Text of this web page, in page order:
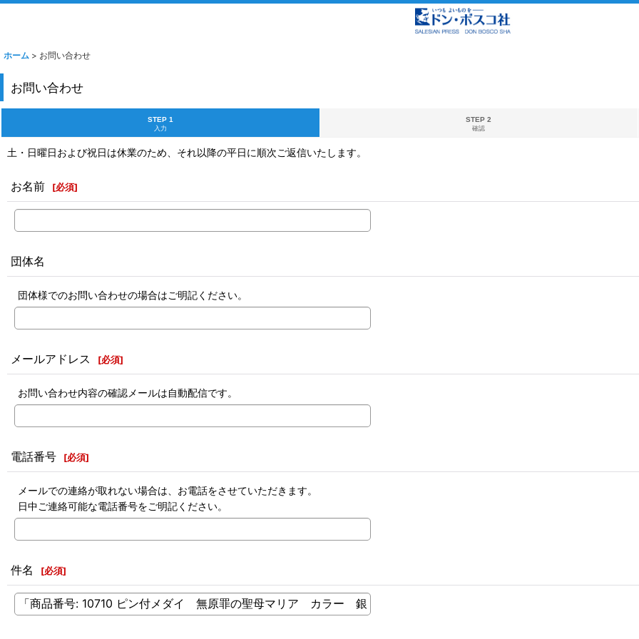
ホーム > お問い合わせ
お問い合わせ
STEP 1
入力
STEP 2
確認
土・日曜日および祝日は休業のため、それ以降の平日に順次ご返信いたします。
お名前 [必須]
団体名
団体様でのお問い合わせの場合はご明記ください。
メールアドレス [必須]
お問い合わせ内容の確認メールは自動配信です。
電話番号 [必須]
メールでの連絡が取れない場合は、お電話をさせていただきます。
日中ご連絡可能な電話番号をご明記ください。
件名 [必須]